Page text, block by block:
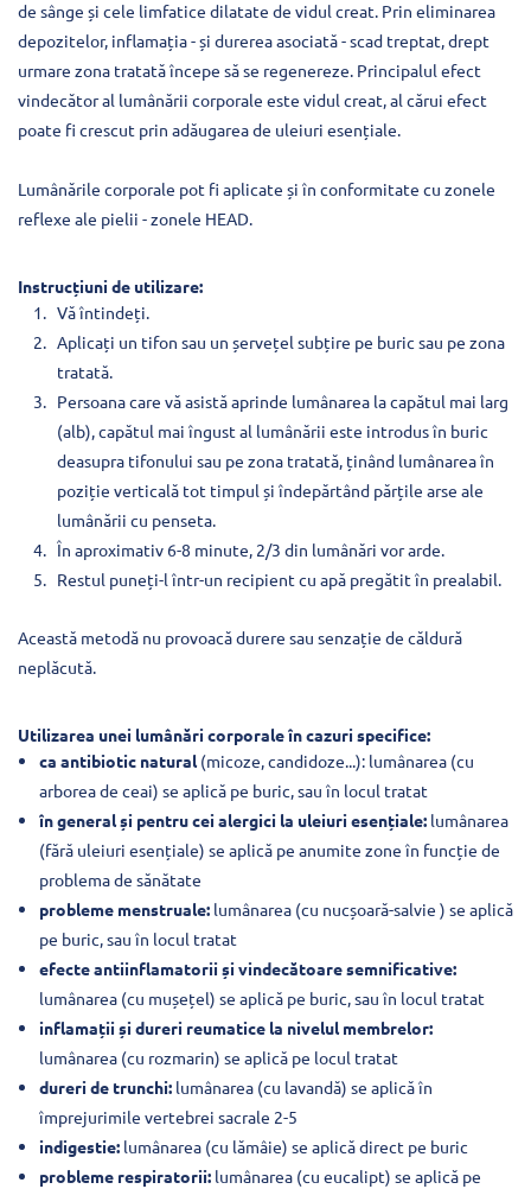
de sânge și cele limfatice dilatate de vidul creat. Prin eliminarea
depozitelor, inflamația - și durerea asociată - scad treptat, drept
urmare zona tratată începe să se regenereze. Principalul efect
vindecător al lumânării corporale este vidul creat, al cărui efect
poate fi crescut prin adăugarea de uleiuri esențiale.
Lumânările corporale pot fi aplicate și în conformitate cu zonele
reflexe ale pielii - zonele HEAD.
Instrucțiuni de utilizare:
Vă întindeți.
Aplicați un tifon sau un șervețel subțire pe buric sau pe zona
tratată.
Persoana care vă asistă aprinde lumânarea la capătul mai larg
(alb), capătul mai îngust al lumânării este introdus în buric
deasupra tifonului sau pe zona tratată, ținând lumânarea în
poziție verticală tot timpul și îndepărtând părțile arse ale
lumânării cu penseta.
În aproximativ 6-8 minute, 2/3 din lumânări vor arde.
Restul puneți-l într-un recipient cu apă pregătit în prealabil.
Această metodă nu provoacă durere sau senzație de căldură
neplăcută.
Utilizarea unei lumânări corporale în cazuri specifice:
ca antibiotic natural(micoze, candidoze...): lumânarea (cu
arborea de ceai) se aplică pe buric, sau în locul tratat
în general și pentru cei alergici la uleiuri esențiale: lumânarea
(fără uleiuri esențiale) se aplică pe anumite zone în funcție de
problema de sănătate
probleme menstruale: lumânarea (cu nucșoară-salvie ) se aplică
pe buric, sau în locul tratat
efecte antiinflamatorii și vindecătoare semnificative:
lumânarea (cu mușețel) se aplică pe buric, sau în locul tratat
inflamații și dureri reumatice la nivelul membrelor:
lumânarea (cu rozmarin) se aplică pe locul tratat
dureri de trunchi: lumânarea (cu lavandă) se aplică în
împrejurimile vertebrei sacrale 2-5
indigestie: lumânarea (cu lămâie) se aplică direct pe buric
probleme respiratorii: lumânarea (cu eucalipt) se aplică pe